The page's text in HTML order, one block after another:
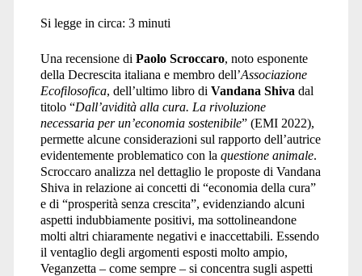
animali</span>
Si legge in circa: 3 minuti
Una recensione di Paolo Scroccaro, noto esponente
della Decrescita italiana e membro dell’Associazione
Ecofilosofica, dell’ultimo libro di Vandana Shiva dal
titolo “Dall’avidità alla cura. La rivoluzione
necessaria per un’economia sostenibile” (EMI 2022),
permette alcune considerazioni sul rapporto dell’autrice
evidentemente problematico con la questione animale.
Scroccaro analizza nel dettaglio le proposte di Vandana
Shiva in relazione ai concetti di “economia della cura”
e di “prosperità senza crescita”, evidenziando alcuni
aspetti indubbiamente positivi, ma sottolineandone
molti altri chiaramente negativi e inaccettabili. Essendo
il ventaglio degli argomenti esposti molto ampio,
Veganzetta – come sempre – si concentra sugli aspetti